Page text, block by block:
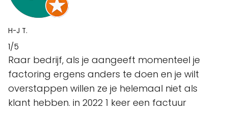
H-J T.
1/5
Raar bedrijf, als je aangeeft momenteel je
factoring ergens anders te doen en je wilt
overstappen willen ze je helemaal niet als
klant hebben. in 2022 1 keer een factuur